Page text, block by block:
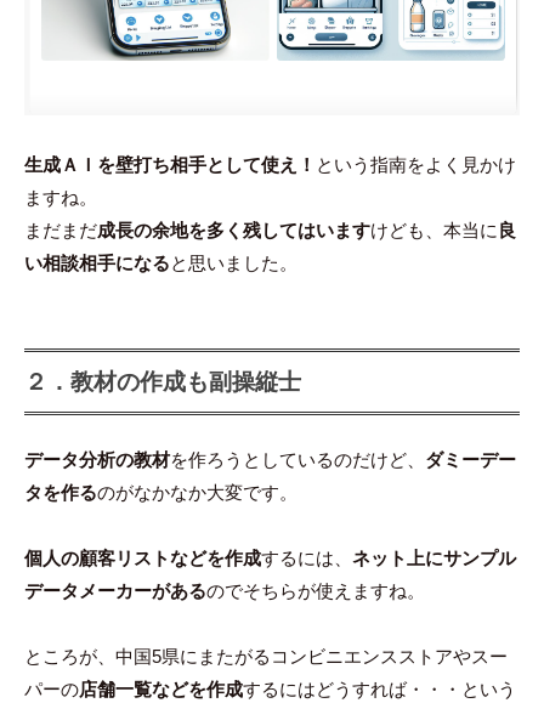
生成ＡＩを壁打ち相手として使え！ という指南をよく見かけ
ますね。
まだまだ成長の余地を多く残してはいますけども、本当に 良
い相談相手になると思いました。
２．教材の作成も副操縦士
データ分析の教材を作ろうとしているのだけど、 ダミーデー
タを作るのがなかなか大変です。
個人の顧客リストなどを作成するには、 ネット上にサンプル
データメーカーがあるのでそちらが使えますね。
ところが、中国5県にまたがるコンビニエンスストアやスー
パーの店舗一覧などを作成するにはどうすれば・・・という